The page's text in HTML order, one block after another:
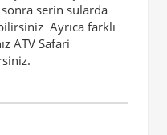
serin sularda
Ayrıca farklı
ATV Safari